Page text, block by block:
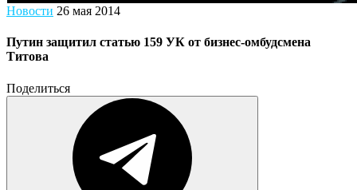
Новости 26 мая 2014
Путин защитил статью 159 УК от бизнес-омбудсмена
Титова
Поделиться